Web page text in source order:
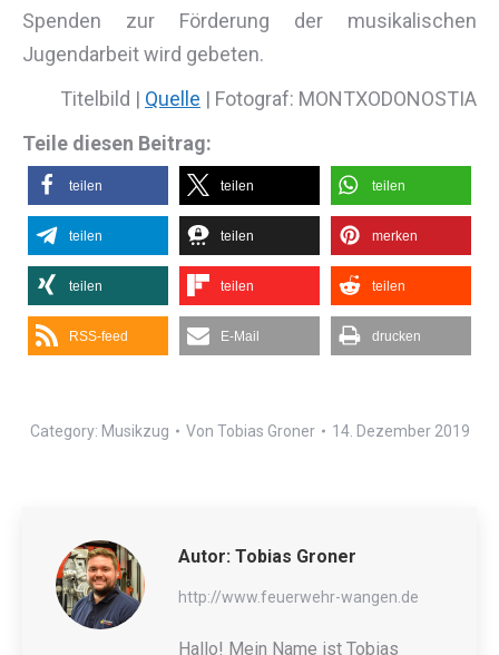
Spenden zur Förderung der musikalischen
Jugendarbeit wird gebeten.
Titelbild | Quelle | Fotograf: MONTXODONOSTIA
Teile diesen Beitrag:
teilen teilen teilen
teilen teilen merken
teilen teilen teilen
RSS-feed E-Mail drucken
Category: Musikzug Von Tobias Groner 14. Dezember 2019
Autor: Tobias Groner
http://www.feuerwehr-wangen.de
Hallo! Mein Name ist Tobias